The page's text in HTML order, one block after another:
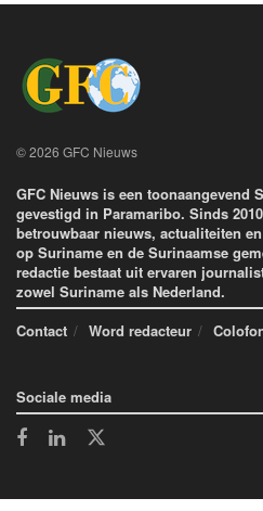
© 2026 GFC Nieuws
GFC Nieuws is een toonaangevend
gevestigd in Paramaribo. Sinds
betrouwbaar nieuws, actualiteiten
op Suriname en de Surinaamse
redactie bestaat uit ervaren
zowel Suriname als Nederland.
Contact
Word redacteur
Sociale media